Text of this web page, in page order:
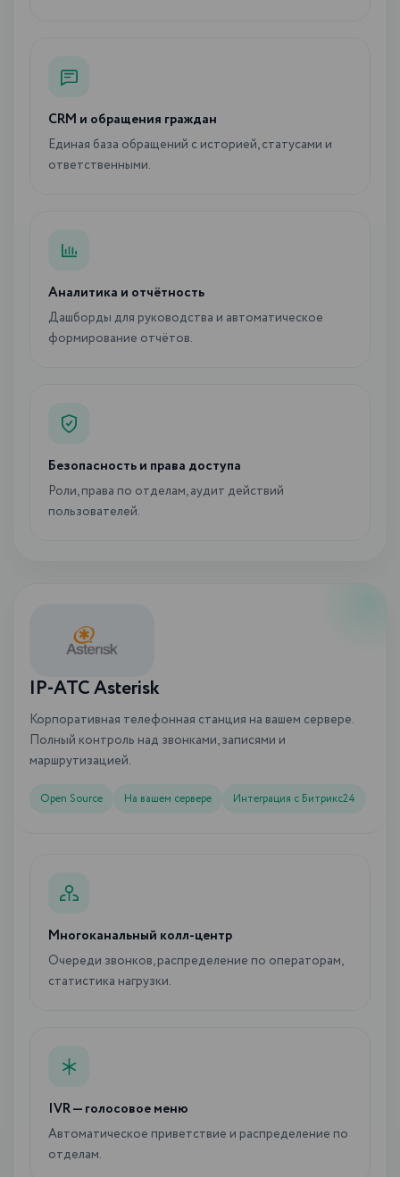
CRM и обращения граждан
Единая база обращений с историей, статусами и
ответственными.
Аналитика и отчётность
Дашборды для руководства и автоматическое
формирование отчётов.
Безопасность и права доступа
Роли, права по отделам, аудит действий
пользователей.
IP-АТС Asterisk
Корпоративная телефонная станция на вашем сервере.
Полный контроль над звонками, записями и
маршрутизацией.
Open Source На вашем сервере Интеграция с Битрикс24
Многоканальный колл-центр
Очереди звонков, распределение по операторам,
статистика нагрузки.
IVR — голосовое меню
Автоматическое приветствие и распределение по
отделам.